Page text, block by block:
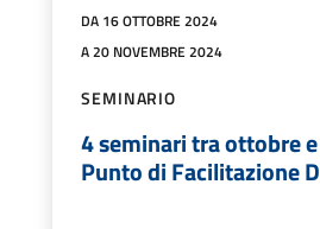
DA 16 OTTOBRE 2024
A 20 NOVEMBRE 2024
SEMINARIO
4 seminari tra ottobre
Punto di Facilitazione